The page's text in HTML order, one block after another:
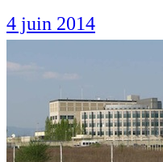
4 juin 2014